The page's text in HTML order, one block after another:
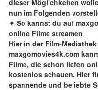
dieser Möglichkeiten
nun im Folgenden
✦ So kannst du auf
online Filme streamen
Hier in der Film-
maxgomovies4k.com
Filme, die schon liefen
kostenlos schauen. Hier
spannende und beliebte